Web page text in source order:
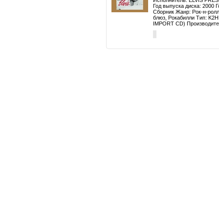
Год выпуска диска: 2000
Сборник Жанр: Рок-н-
блюз, Рокабилли Тип:
IMPORT CD)